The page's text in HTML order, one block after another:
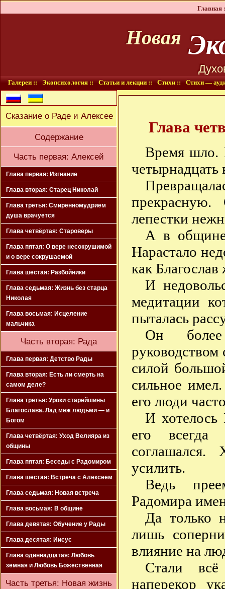
Главная
Новая
Галереи :: Экопсихология :: Статьи и лекции :: Стихи :: Стихи —
Сказание о Раде и Алексее
Содержание
Часть первая: Алексей
Глава первая: Изгнание
Глава вторая: Старец Николай
Глава третья: Смиренномудрием
душа врачуется
Глава четвёртая: Староверы
Глава пятая: О вере несокрушимой
и о вере сокрушаемой
Глава шестая: Разбойники
Глава седьмая: Жизнь без старца
Николая
Глава восьмая: Исцеление
мальчика
Часть вторая: Рада
Глава первая: Детство Рады
Глава вторая: Есть ли смерть на
самом деле?
Глава третья: Уроки старейшины
Благослава. Лад меж людьми — и
Богом
Глава четвёртая: Уход Велияра из
общины
Глава пятая: Беседы с Радомиром
Глава шестая: Встреча с Алексеем
Глава седьмая: Новая встреча
Глава восьмая: В общине
Глава девятая: Обучение у Рады
Глава десятая: Иисус
Глава одиннадцатая: Любовь
земная и Любовь Божественная
Часть третья: Новая жизнь
Глава
Время шло.
четырнадцать
прекрасную.
лепестки
А в
Нарастало
как
И
медитации
пыталась
Он более
руководством
силой
сильное
его люди
И хотелось
его всегда
усилить.
Ведь
Радомира
Да только
лишь
влияние на
Стали всё
наперекор